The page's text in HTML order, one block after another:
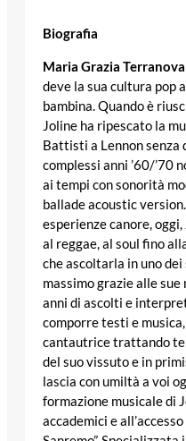
Biografia
Maria Grazia Terranova
deve la sua cultura pop
bambina. Quando è
Joline ha ripescato la
Battisti a Lennon senza
complessi anni ’60/’70
ai tempi con sonorità
ballade acoustic
esperienze canore,
al reggae, al soul fino
che ascoltarla in uno
massimo grazie alle
anni di ascolti e
comporre testi e
cantautrice trattando
del suo vissuto e in
lascia con umiltà a voi
formazione musicale di
accademici e